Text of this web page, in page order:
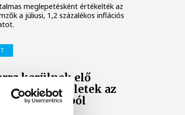
meglepetésként értékelték az
a júliusi, 1,2 százalékos inflációs
kerülnek elő
leletek az
Dunából